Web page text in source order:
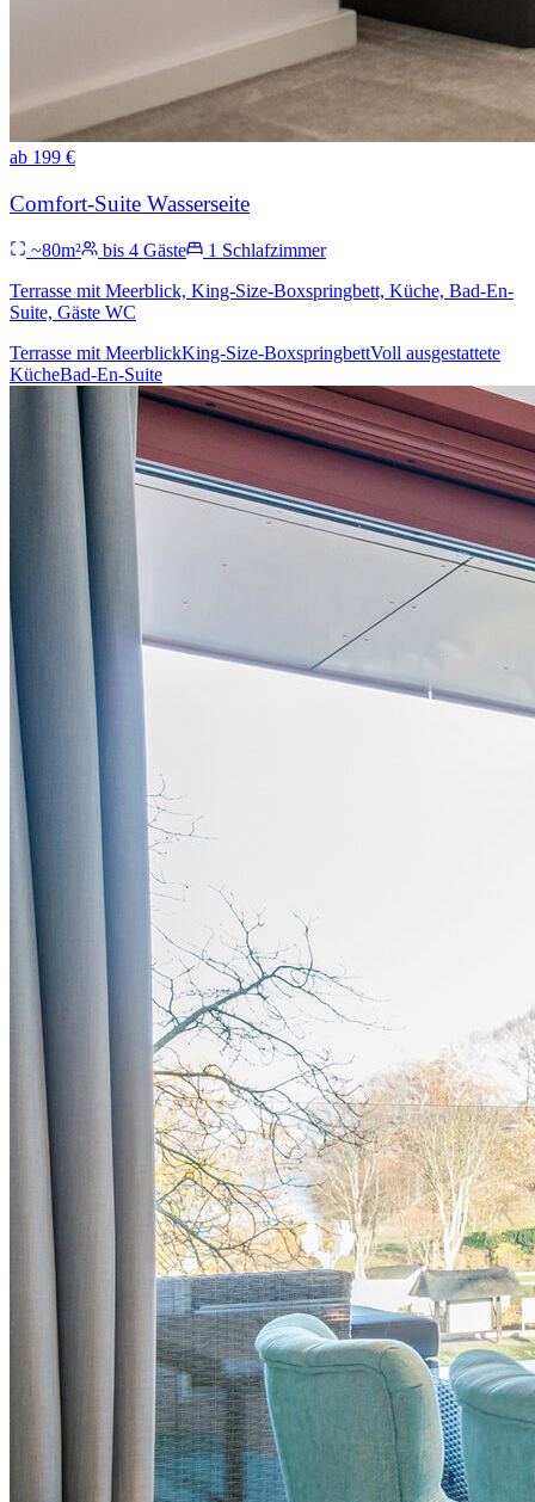
ab 199 €
Comfort-Suite Wasserseite
~80m² bis 4 Gäste 1 Schlafzimmer
Terrasse mit Meerblick, King-Size-Boxspringbett, Küche, Bad-En-
Suite, Gäste WC
Terrasse mit MeerblickKing-Size-BoxspringbettVoll ausgestattete
KücheBad-En-Suite